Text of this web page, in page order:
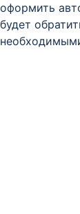
оформить
будет